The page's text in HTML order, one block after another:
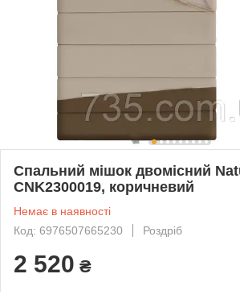
Спальний мішок двомісний
CNK2300019, коричневий
Немає в наявності
Код: 6976507665230
Роздріб
2 520 ₴